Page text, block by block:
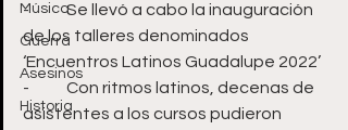
Música
Guerra
Asesinos
Historia
-	Se llevó a cabo la inauguración
de los talleres denominados
‘Encuentros Latinos Guadalupe 2022’
-	Con ritmos latinos, decenas de
asistentes a los cursos pudieron